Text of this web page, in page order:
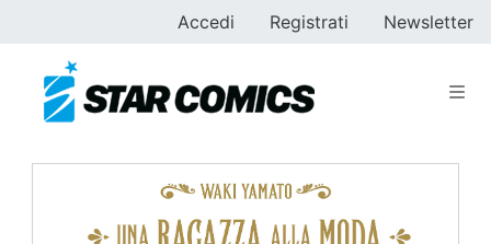
Accedi Registrati Newsletter